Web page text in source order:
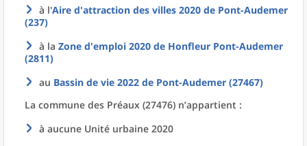
à l'Aire d'attraction des villes 2020 de Pont-Audemer
(237)
à la Zone d'emploi 2020 de Honfleur Pont-Audemer
(2811)
au Bassin de vie 2022 de Pont-Audemer (27467)
La commune des Préaux (27476) n’appartient :
à aucune Unité urbaine 2020